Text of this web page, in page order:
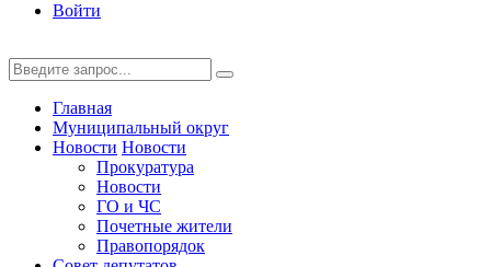
Войти
Главная
Муниципальный округ
Новости Новости
Прокуратура
Новости
ГО и ЧС
Почетные жители
Правопорядок